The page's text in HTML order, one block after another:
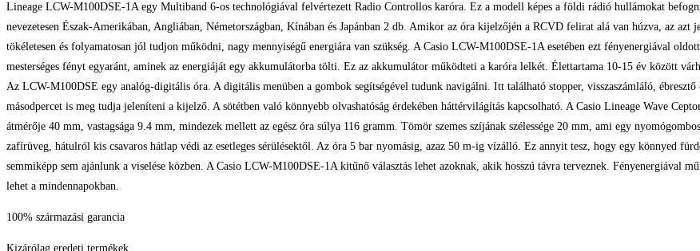
Lineage LCW-M100DSE-1A egy Multiband 6-os technológiával felvértezett Radio Controllos karóra. Ez a modell képes a földi rádió hullámokat
nevezetesen Észak-Amerikában, Angliában, Németországban, Kínában és Japánban 2 db. Amikor az óra kijelzőjén a RCVD felirat alá van húzva, az
tökéletesen és folyamatosan jól tudjon működni, nagy mennyiségű energiára van szükség. A Casio LCW-M100DSE-1A esetében ezt fényenergiával
mesterséges fényt egyaránt, aminek az energiáját egy akkumulátorba tölti. Ez az akkumulátor működteti a karóra lelkét. Élettartama 10-15 év között
Az LCW-M100DSE egy analóg-digitális óra. A digitális menüben a gombok segítségével tudunk navigálni. Itt található stopper, visszaszámláló,
másodpercet is meg tudja jeleníteni a kijelző. A sötétben való könnyebb olvashatóság érdekében háttérvilágítás kapcsolható. A Casio Lineage Wave
átmérője 40 mm, vastagsága 9.4 mm, mindezek mellett az egész óra súlya 116 gramm. Tömör szemes szíjának szélessége 20 mm, ami egy
zafírüveg, hátulról kis csavaros hátlap védi az esetleges sérülésektől. Az óra 5 bar nyomásig, azaz 50 m-ig vízálló. Ez annyit tesz, hogy egy könnyed
semmiképp sem ajánlunk a viselése közben. A Casio LCW-M100DSE-1A kitűnő választás lehet azoknak, akik hosszú távra terveznek. Fényenergiával
lehet a mindennapokban.
100% származási garancia
Kizárólag eredeti termékek